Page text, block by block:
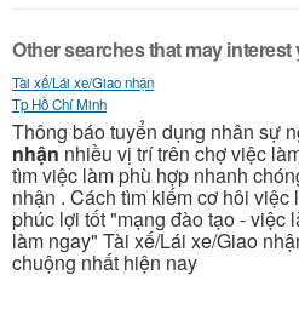
Other searches that may interest
Tài xế/Lái xe/Giao nhận
Tp Hồ Chí Minh
Thông báo tuyển dụng nhân sự
nhận nhiều vị trí trên chợ việc
tìm việc làm phù hợp nhanh
nhận . Cách tìm kiếm cơ hôi
phúc lợi tốt "mạng đào tạo - việc
làm ngay" Tài xế/Lái xe/Giao
chuộng nhất hiện nay